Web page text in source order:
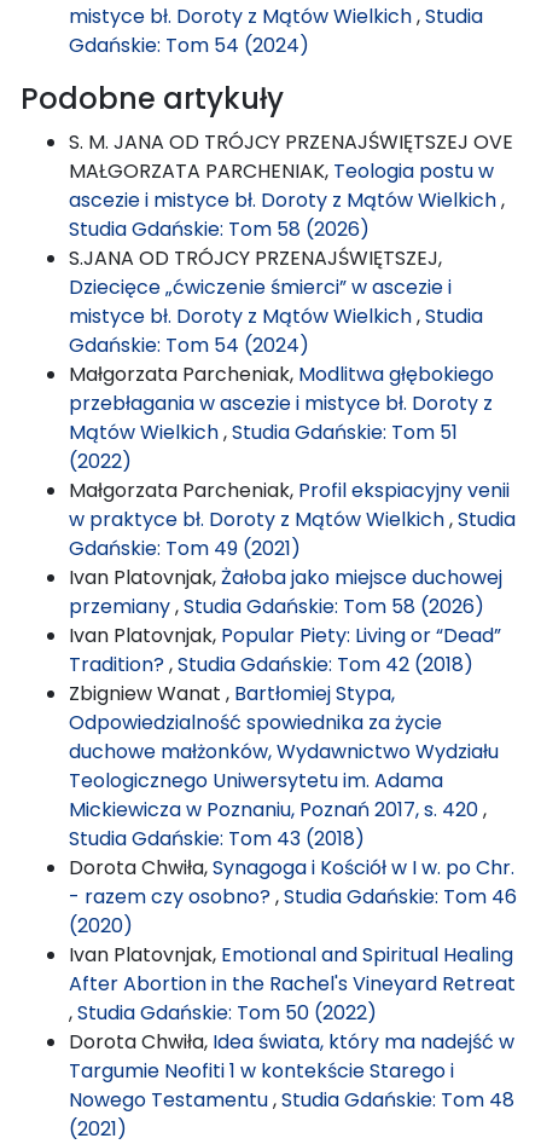
mistyce bł. Doroty z Mątów Wielkich,Studia
Gdańskie: Tom 54 (2024)
Podobne artykuły
S. M. JANA OD TRÓJCY PRZENAJŚWIĘTSZEJ OVE
MAŁGORZATA PARCHENIAK, Teologia postu w
ascezie i mistyce bł. Doroty z Mątów Wielkich,
Studia Gdańskie: Tom 58 (2026)
S.JANA OD TRÓJCY PRZENAJŚWIĘTSZEJ,
Dziecięce „ćwiczenie śmierci” w ascezie i
mistyce bł. Doroty z Mątów Wielkich,Studia
Gdańskie: Tom 54 (2024)
Małgorzata Parcheniak, Modlitwa głębokiego
przebłagania w ascezie i mistyce bł. Doroty z
Mątów Wielkich,Studia Gdańskie: Tom 51
(2022)
Małgorzata Parcheniak, Profil ekspiacyjny venii
w praktyce bł. Doroty z Mątów Wielkich,Studia
Gdańskie: Tom 49 (2021)
Ivan Platovnjak,Żałoba jako miejsce duchowej
przemiany,Studia Gdańskie: Tom 58 (2026)
Ivan Platovnjak, Popular Piety: Living or “Dead”
Tradition?,Studia Gdańskie: Tom 42 (2018)
Zbigniew Wanat , Bartłomiej Stypa,
Odpowiedzialność spowiednika za życie
duchowe małżonków, Wydawnictwo Wydziału
Teologicznego Uniwersytetu im. Adama
Mickiewicza w Poznaniu, Poznań 2017, s. 420,
Studia Gdańskie: Tom 43 (2018)
Dorota Chwiła,Synagoga i Kościół w I w. po Chr.
- razem czy osobno?,Studia Gdańskie: Tom 46
(2020)
Ivan Platovnjak, Emotional and Spiritual Healing
After Abortion in the Rachel's Vineyard Retreat
,Studia Gdańskie: Tom 50 (2022)
Dorota Chwiła, Idea świata, który ma nadejść w
Targumie Neofiti 1 w kontekście Starego i
Nowego Testamentu,Studia Gdańskie: Tom 48
(2021)